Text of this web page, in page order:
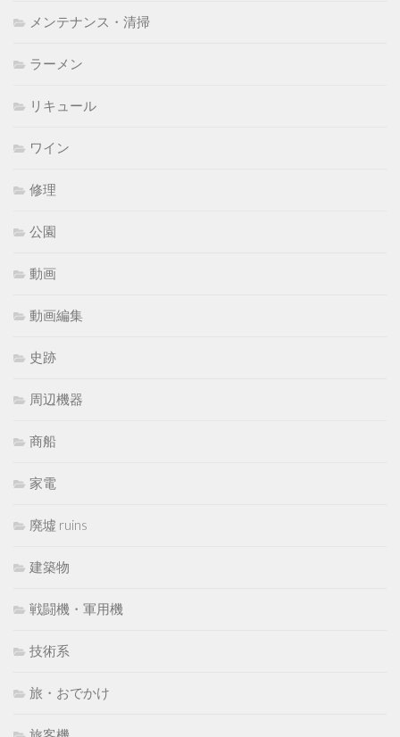
メンテナンス・清掃
ラーメン
リキュール
ワイン
修理
公園
動画
動画編集
史跡
周辺機器
商船
家電
廃墟 ruins
建築物
戦闘機・軍用機
技術系
旅・おでかけ